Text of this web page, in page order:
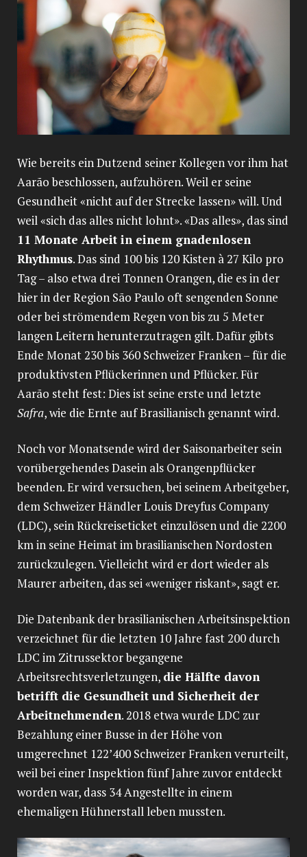
Wie bereits ein Dutzend seiner Kollegen vor ihm hat
Aarão beschlossen, aufzuhören. Weil er seine
Gesundheit «nicht auf der Strecke lassen» will. Und
weil «sich das alles nicht lohnt». «Das alles», das sind
11 Monate Arbeit in einem gnadenlosen
Rhythmus. Das sind 100 bis 120 Kisten à 27 Kilo pro
Tag – also etwa drei Tonnen Orangen, die es in der
hier in der Region São Paulo oft sengenden Sonne
oder bei strömendem Regen von bis zu 5 Meter
langen Leitern herunterzutragen gilt. Dafür gibts
Ende Monat 230 bis 360 Schweizer Franken – für die
produktivsten Pflückerinnen und Pflücker. Für
Aarão steht fest: Dies ist seine erste und letzte
Safra, wie die Ernte auf Brasilianisch genannt wird.
Noch vor Monatsende wird der Saisonarbeiter sein
vorübergehendes Dasein als Orangenpflücker
beenden. Er wird versuchen, bei seinem Arbeitgeber,
dem Schweizer Händler Louis Dreyfus Company
(LDC), sein Rückreiseticket einzulösen und die 2200
km in seine Heimat im brasilianischen Nordosten
zurückzulegen. Vielleicht wird er dort wieder als
Maurer arbeiten, das sei «weniger riskant», sagt er.
Die Datenbank der brasilianischen Arbeitsinspektion
verzeichnet für die letzten 10 Jahre fast 200 durch
LDC im Zitrussektor begangene
Arbeitsrechtsverletzungen, die Hälfte davon
betrifft die Gesundheit und Sicherheit der
Arbeitnehmenden. 2018 etwa wurde LDC zur
Bezahlung einer Busse in der Höhe von
umgerechnet 122’400 Schweizer Franken verurteilt,
weil bei einer Inspektion fünf Jahre zuvor entdeckt
worden war, dass 34 Angestellte in einem
ehemaligen Hühnerstall leben mussten.